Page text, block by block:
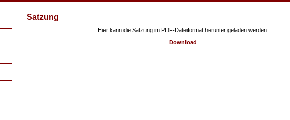
Satzung
Hier kann die Satzung im PDF-Dateiformat herunter geladen werden.
Download